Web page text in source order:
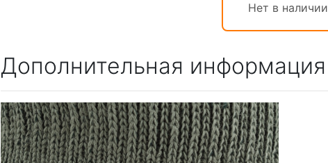
Нет в наличии
Дополнительная информация